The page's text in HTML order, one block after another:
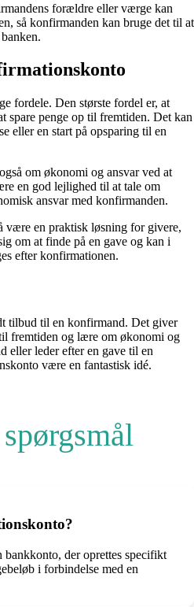
forældre eller værge kan
så konfirmanden kan bruge det til at
fordele. Den største fordel er, at
spare penge op til fremtiden. Det kan
eller en start på opsparing til en
om økonomi og ansvar ved at
en god lejlighed til at tale om
ansvar med konfirmanden.
være en praktisk løsning for givere,
om at finde på en gave og kan i
efter konfirmationen.
tilbud til en konfirmand. Det giver
fremtiden og lære om økonomi og
eller leder efter en gave til en
være en fantastisk idé.
der oprettes specifikt
i forbindelse med en